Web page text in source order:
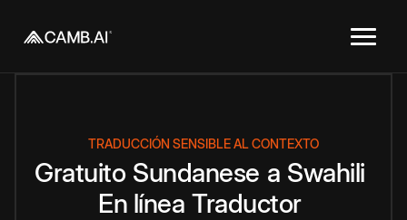
TRADUCCIÓN SENSIBLE AL CONTEXTO
Gratuito Sundanese a Swahili
En línea Traductor